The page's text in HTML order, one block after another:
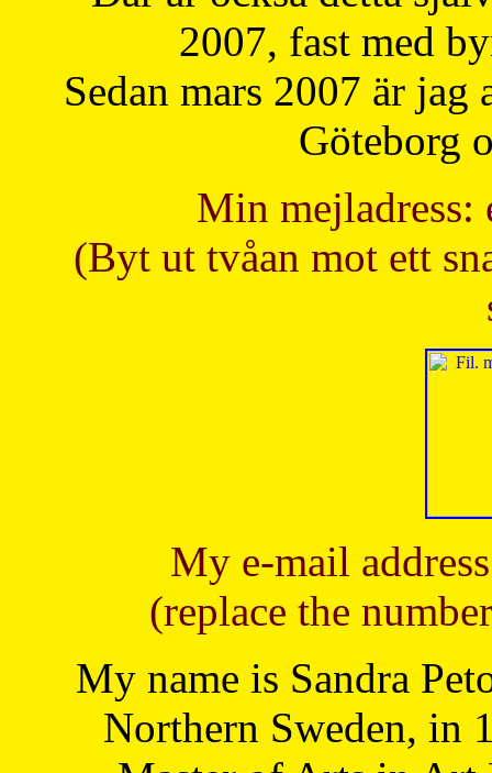
2007, fast med
Sedan mars 2007 är
Göteborg
Min mejladress:
(Byt ut tvåan mot ett
My e-mail
(replace the
My name is Sandra
Northern Sweden, in